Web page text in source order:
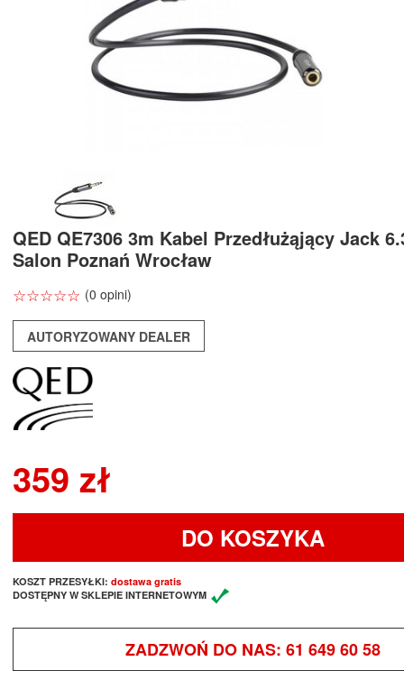
QED QE7306 3m Kabel Przedłużąjący Jack
Salon Poznań Wrocław
☆☆☆☆☆
★★★★★ (0 opini)
AUTORYZOWANY DEALER
359 zł
DO KOSZYKA
KOSZT PRZESYŁKI: dostawa gratis
DOSTĘPNY W SKLEPIE INTERNETOWYM
ZADZWOŃ DO NAS: 61 649 60 58